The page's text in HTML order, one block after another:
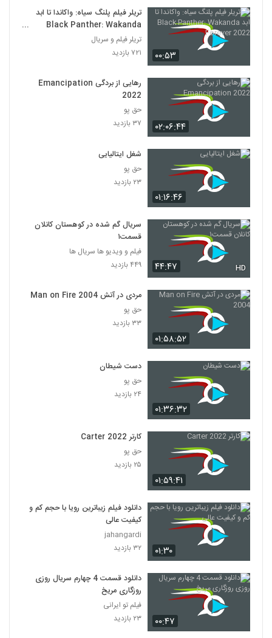
۰۰:۵۳
تریلر فیلم پلنگ سیاه: واکاندا تا ابد
Black Panther: Wakanda
Forever 2022
تریلر فیلم و سریال
۷۲۱ بازدید
۰۲:۰۶:۴۴
رهایی از بردگی Emancipation
2022
حق پو
۳۷ بازدید
۰۱:۱۶:۴۶
شغل ایتالیایی
حق پو
۲۳ بازدید
۴۴:۴۷ HD
سریال گم شده در کوهستان کانلان
قسمت۱
فیلم و ویدیو ها سریال ها
۴۴۹ بازدید
۰۱:۵۸:۵۲
مردی در آتش Man on Fire 2004
حق پو
۳۳ بازدید
۰۱:۳۶:۳۲
دست شیطان
حق پو
۲۴ بازدید
۰۱:۵۹:۴۱
کارتر Carter 2022
حق پو
۲۵ بازدید
۰۱:۳۰
دانلود فیلم زیباترین رویا با حجم کم و
کیفیت عالی
jahangardi
۳۲ بازدید
۰۰:۴۷
دانلود قسمت 4 چهارم سریال روزی
روزگاری مریخ
فیلم تو ایرانی
۲۳ بازدید